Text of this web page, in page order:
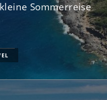
Sommerreise